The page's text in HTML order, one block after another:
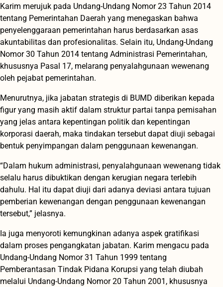
Karim merujuk pada Undang-Undang Nomor 23 Tahun 2014
tentang Pemerintahan Daerah yang menegaskan bahwa
penyelenggaraan pemerintahan harus berdasarkan asas
akuntabilitas dan profesionalitas. Selain itu, Undang-Undang
Nomor 30 Tahun 2014 tentang Administrasi Pemerintahan,
khususnya Pasal 17, melarang penyalahgunaan wewenang
oleh pejabat pemerintahan.
Menurutnya, jika jabatan strategis di BUMD diberikan kepada
figur yang masih aktif dalam struktur partai tanpa pemisahan
yang jelas antara kepentingan politik dan kepentingan
korporasi daerah, maka tindakan tersebut dapat diuji sebagai
bentuk penyimpangan dalam penggunaan kewenangan.
“Dalam hukum administrasi, penyalahgunaan wewenang tidak
selalu harus dibuktikan dengan kerugian negara terlebih
dahulu. Hal itu dapat diuji dari adanya deviasi antara tujuan
pemberian kewenangan dengan penggunaan kewenangan
tersebut,” jelasnya.
Ia juga menyoroti kemungkinan adanya aspek gratifikasi
dalam proses pengangkatan jabatan. Karim mengacu pada
Undang-Undang Nomor 31 Tahun 1999 tentang
Pemberantasan Tindak Pidana Korupsi yang telah diubah
melalui Undang-Undang Nomor 20 Tahun 2001, khususnya